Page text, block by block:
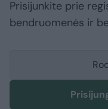
Prisijunkite prie
bendruomenės ir